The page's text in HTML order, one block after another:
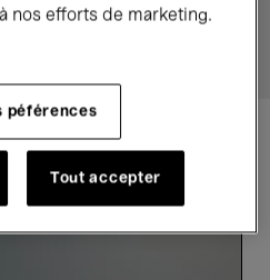
passés
nos efforts de marketing.
péférences
Tout accepter